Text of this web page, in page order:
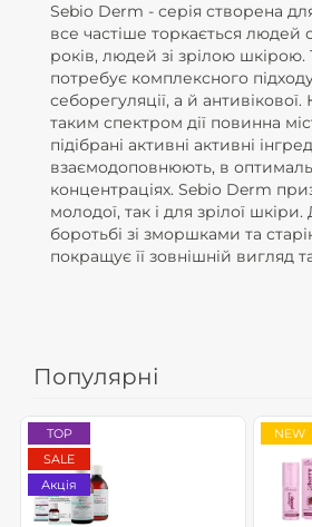
Sebio Derm - серія створена
все частіше торкається людей
років, людей зі зрілою шкірою.
потребує комплексного
себорегуляції, а й
таким спектром дії повинна
підібрані активні активні
взаємодоповнюють, в
концентраціях. Sebio Derm
молодої, так і для зрілої
боротьбі зі зморшками та
покращує її зовнішній вигляд
Популярні
TOP
SALE
Акція
NEW